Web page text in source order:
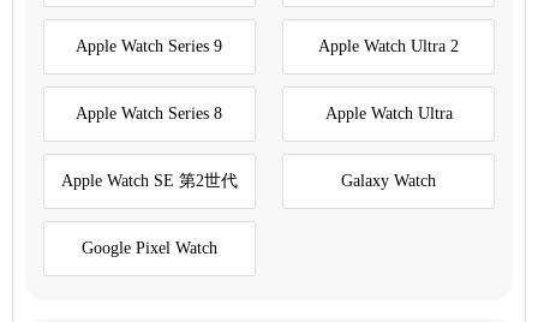
Apple Watch Series 9 Apple Watch Ultra 2
Apple Watch Series 8 Apple Watch Ultra
Apple Watch SE 第2世代 Galaxy Watch
Google Pixel Watch